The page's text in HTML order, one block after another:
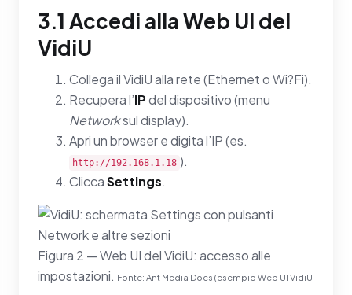
3.1 Accedi alla Web UI del
VidiU
Collega il VidiU alla rete (Ethernet o Wi?Fi).
Recupera l’IPdel dispositivo (menu
Networksul display).
Apri un browser e digita l’IP (es.
http://192.168.1.18 ).
CliccaSettings.
Figura 2 — Web UI del VidiU: accesso alle
impostazioni. Fonte: Ant Media Docs (esempio Web UI VidiU